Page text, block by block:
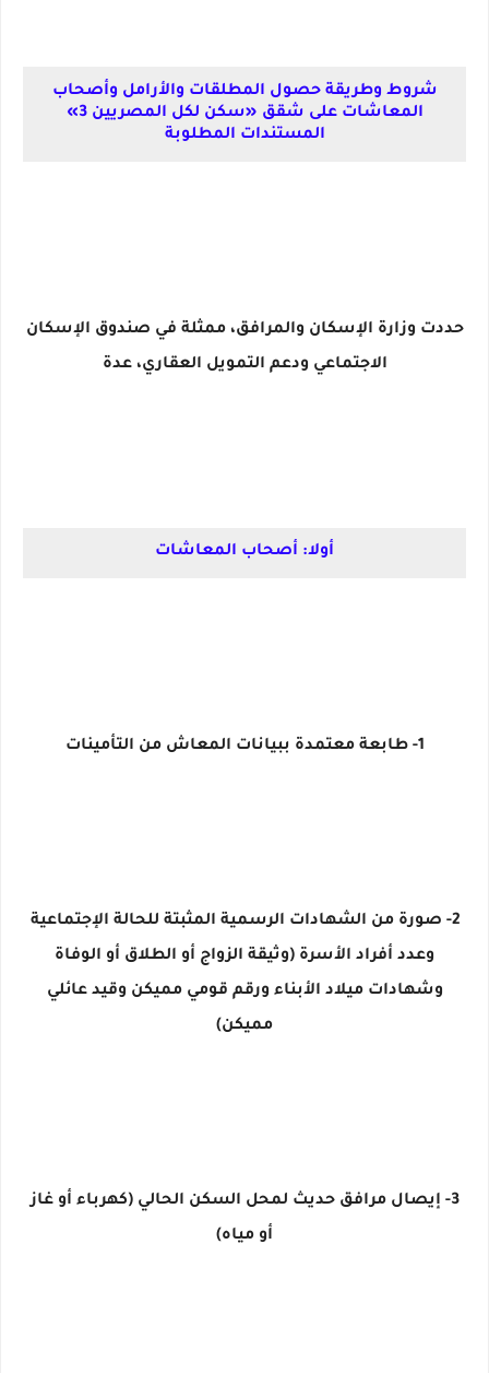
شروط وطريقة حصول المطلقات والأرامل وأصحاب
المعاشات على شقق «سكن لكل المصريين 3»
المستندات المطلوبة
حددت وزارة الإسكان والمرافق، ممثلة في صندوق الإسكان
الاجتماعي ودعم التمويل العقاري، عدة
أولا: أصحاب المعاشات
1- طابعة معتمدة ببيانات المعاش من التأمينات
2- صورة من الشهادات الرسمية المثبتة للحالة الإجتماعية
وعدد أفراد الأسرة (وثيقة الزواج أو الطلاق أو الوفاة
وشهادات ميلاد الأبناء ورقم قومي مميكن وقيد عائلي
مميكن)
3- إيصال مرافق حديث لمحل السكن الحالي (كهرباء أو غاز
أو مياه)